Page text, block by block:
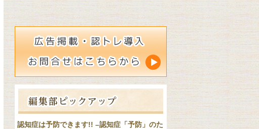
認知症は予防できます!! –認知症「予防」のた